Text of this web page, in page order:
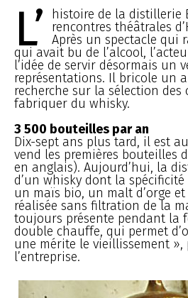
L’
histoire de la distillerie
rencontres théâtrales
Après un spectacle qui
qui avait bu de l’alcool,
l’idée de servir désormais un
représentations. Il bricole un
recherche sur la sélection
fabriquer du whisky.
3 500 bouteilles par an
Dix-sept ans plus tard, il est
vend les premières bouteilles
en anglais). Aujourd’hui, la
d’un whisky dont la spécificité
un maïs bio, un malt d’orge
réalisée sans filtration de la
toujours présente pendant
double chauffe, qui permet
une mérite le vieillissement »,
l’entreprise.